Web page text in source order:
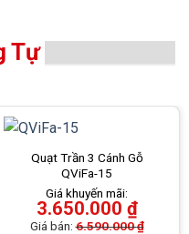
Tự
Quạt Trần 3 Cánh Gỗ
QViFa-15
Giá khuyến mãi:
3.650.000 ₫
Giá bán:6.590.000₫